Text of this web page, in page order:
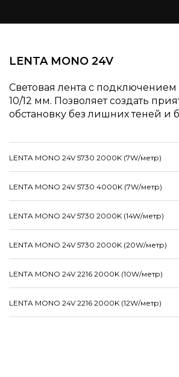
LENTA MONO 24V
Световая лента с
10/12 мм. Позволяет создать
обстановку без лишних теней и
LENTA MONO 24V 5730 2000K (7W/метр)
LENTA MONO 24V 5730 4000K (7W/метр)
LENTA MONO 24V 5730 2000K (14W/метр)
LENTA MONO 24V 5730 2000K (20W/метр)
LENTA MONO 24V 2216 2000K (10W/метр)
LENTA MONO 24V 2216 2000K (12W/метр)